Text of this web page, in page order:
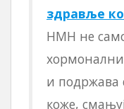
здравље
НМН не
и подржава
коже,